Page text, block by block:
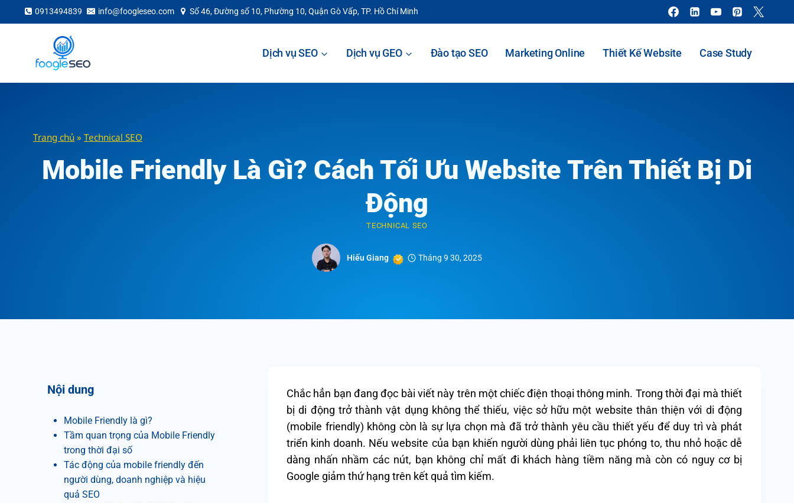
to
0913494839 info@foogleseo.com Số 46, Đường số 10, Phường 10, Quận Gò Vấp, TP. Hồ Chí Minh
Dịch vụ SEO Dịch vụ GEO Đào tạo SEO Marketing Online Thiết Kế Website Case Study
Trang chủ » Technical SEO
Mobile Friendly Là Gì? Cách Tối Ưu Website Trên Thiết Bị Di
Động
TECHNICAL SEO
Hiếu Giang Tháng 9 30, 2025
Chắc hẳn bạn đang đọc bài viết này trên một chiếc điện thoại thông minh. Trong thời đại mà thiết
bị di động trở thành vật dụng không thể thiếu, việc sở hữu một website thân thiện với di động
(mobile friendly) không còn là sự lựa chọn mà đã trở thành yêu cầu thiết yếu để duy trì và phát
triển kinh doanh. Nếu website của bạn khiến người dùng phải liên tục phóng to, thu nhỏ hoặc dễ
dàng nhấn nhầm các nút, bạn không chỉ mất đi khách hàng tiềm năng mà còn có nguy cơ bị
Google giảm thứ hạng trên kết quả tìm kiếm.
Nội dung
Mobile Friendly là gì?
Tầm quan trọng của Mobile Friendly
trong thời đại số
Tác động của mobile friendly đến
người dùng, doanh nghiệp và hiệu
quả SEO